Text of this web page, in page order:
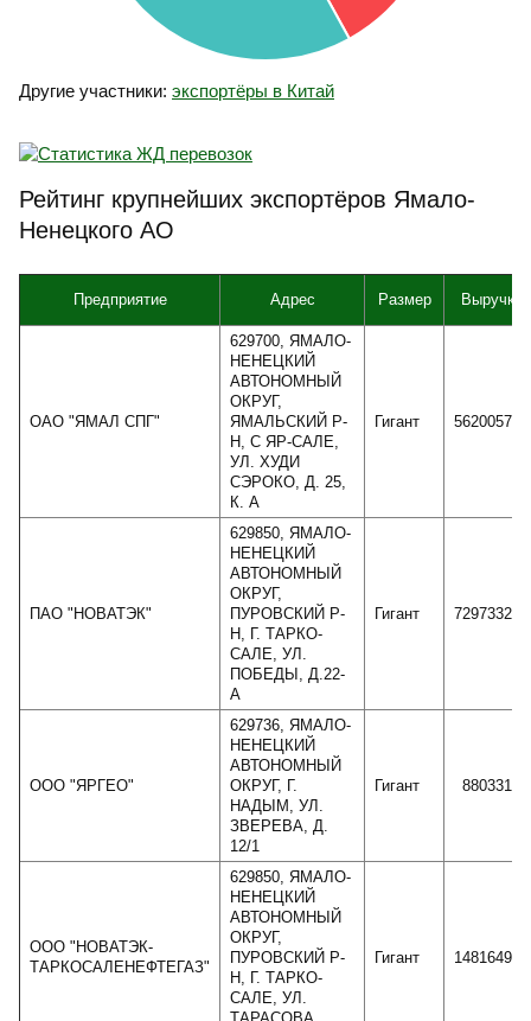
Другие участники: экспортёры в Китай
Рейтинг крупнейших экспортёров Ямало-
Ненецкого АО
Предприятие Адрес Размер Выручка
ОАО "ЯМАЛ СПГ"
629700, ЯМАЛО-
НЕНЕЦКИЙ
АВТОНОМНЫЙ
ОКРУГ,
ЯМАЛЬСКИЙ Р-
Н, С ЯР-САЛЕ,
УЛ. ХУДИ
СЭРОКО, Д. 25,
К. А
Гигант 562005752
ПАО "НОВАТЭК"
629850, ЯМАЛО-
НЕНЕЦКИЙ
АВТОНОМНЫЙ
ОКРУГ,
ПУРОВСКИЙ Р-
Н, Г. ТАРКО-
САЛЕ, УЛ.
ПОБЕДЫ, Д.22-
А
Гигант 729733269
ООО "ЯРГЕО"
629736, ЯМАЛО-
НЕНЕЦКИЙ
АВТОНОМНЫЙ
ОКРУГ, Г.
НАДЫМ, УЛ.
ЗВЕРЕВА, Д.
12/1
Гигант 88033108
ООО "НОВАТЭК-
ТАРКОСАЛЕНЕФТЕГАЗ"
629850, ЯМАЛО-
НЕНЕЦКИЙ
АВТОНОМНЫЙ
ОКРУГ,
ПУРОВСКИЙ Р-
Н, Г. ТАРКО-
САЛЕ, УЛ.
Гигант 148164987